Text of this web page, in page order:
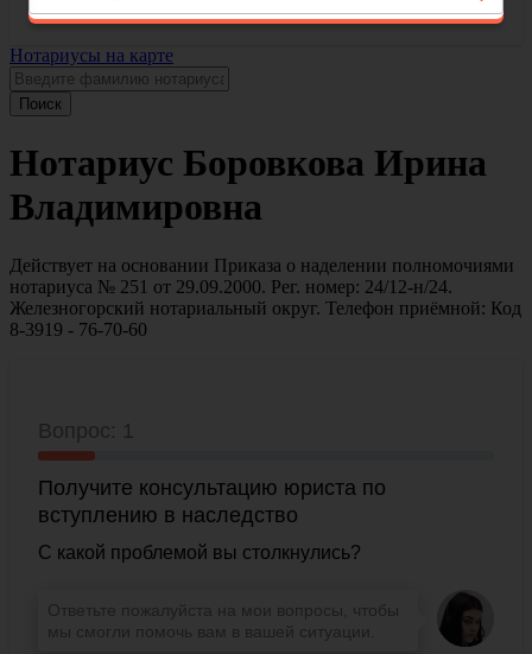
Нотариусы на карте
Поиск
Нотариус Боровкова Ирина
Владимировна
Действует на основании Приказа о наделении полномочиями
нотариуса № 251 от 29.09.2000. Рег. номер: 24/12-н/24.
Железногорский нотариальный округ. Телефон приёмной: Код
8-3919 - 76-70-60